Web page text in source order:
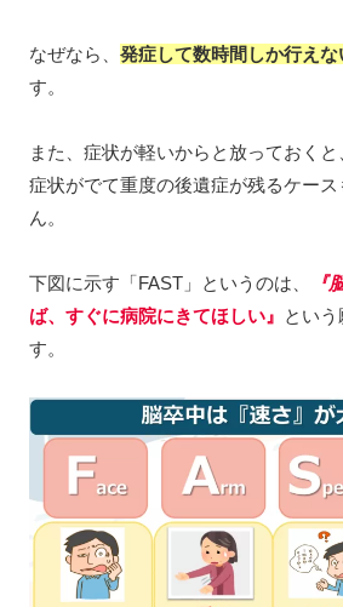
なぜなら、 発症して数時間しか行えな
す。
また、症状が軽いからと放っておく
症状がでて重度の後遺症が残るケー
ん。
下図に示す「FAST」というのは、 『
ば、すぐに病院にきてほしい』 とい
す。